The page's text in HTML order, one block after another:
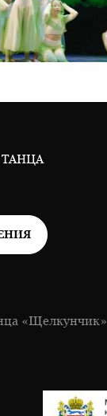
«Щелкунчик»